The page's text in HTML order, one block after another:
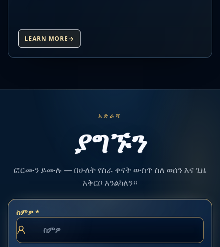
LEARN MORE→
አድራሻ
ያግኙን
ፎርሙን ይሙሉ — በሁለት የስራ ቀናት ውስጥ ስለ ወሰን እና ጊዜ
አቅርቦ እንልካለን።
ስምዎ *